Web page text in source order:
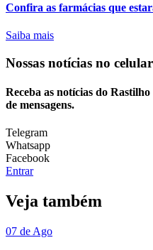
Confira as farmácias que
Saiba mais
Nossas notícias no celular
Receba as notícias do
de mensagens.
Telegram
Whatsapp
Facebook
Entrar
Veja também
07 de Ago